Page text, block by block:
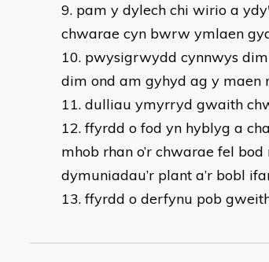
pam y dylech chi wirio a
chwarae cyn bwrw ymlaen
pwysigrwydd cynnwys
dim ond am gyhyd ag y maen
dulliau ymyrryd gwaith
ffyrdd o fod yn hyblyg a
mhob rhan o’r chwarae fel
dymuniadau’r plant a’r bobl
ffyrdd o derfynu pob